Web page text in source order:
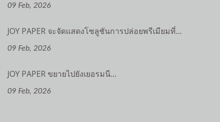
09 Feb, 2026
JOY PAPER จะจัดแสดงโซลูชันการปล่อยพรีเมียมที่...
09 Feb, 2026
JOY PAPER ขยายไปยังเยอรมนี...
09 Feb, 2026